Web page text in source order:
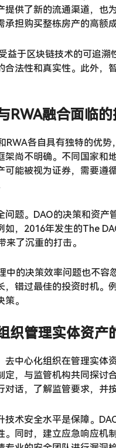
提供了新的流通渠道，也
承担购买整栋房产的高额
益于区块链技术的可追
合法性和真实性。此外，
RWA融合面临
RWA各自具有独特的优
架尚不明确。不同国家和
可能被视为证券，需要遵
问题。DAO的决策和资产
如，2016年发生的The
来了沉重的打击。
中的决策效率问题也不容
，错过最佳的投资时机。
。
织管理实体资产
去中心化组织在管理实体
定，与监管机构共同探讨
对话，了解监管要求，并
技术安全水平是保障。
。同时，建立应急响应机